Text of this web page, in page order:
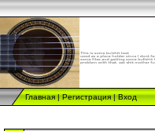
Главная|Регистрация|Вход